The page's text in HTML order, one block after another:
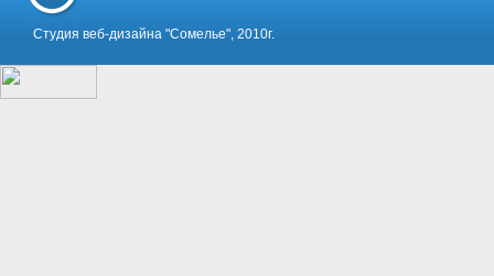
Студия веб-дизайна "Сомелье", 2010г.